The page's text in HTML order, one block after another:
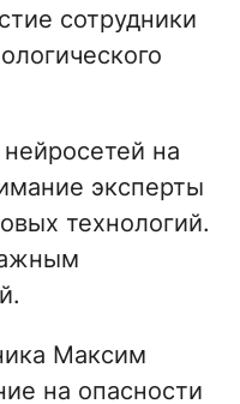
сотрудники
на
эксперты
технологий.
Максим
на опасности